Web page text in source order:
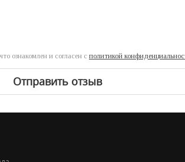
ознакомлен и согласен с политикой
Отправить отзыв